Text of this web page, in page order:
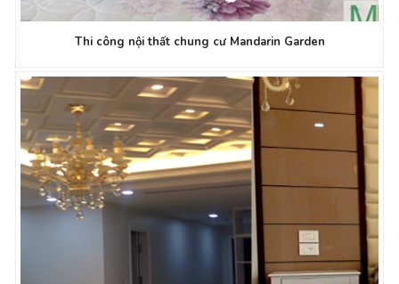
Thi công nội thất chung cư Mandarin Garden